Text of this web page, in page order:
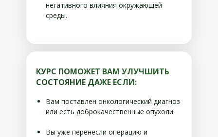
негативного влияния окружающей
среды.
КУРС ПОМОЖЕТ ВАМ УЛУЧШИТЬ
СОСТОЯНИЕ ДАЖЕ ЕСЛИ:
Вам поставлен онкологический диагноз
или есть доброкачественные опухоли
Вы уже перенесли операцию и